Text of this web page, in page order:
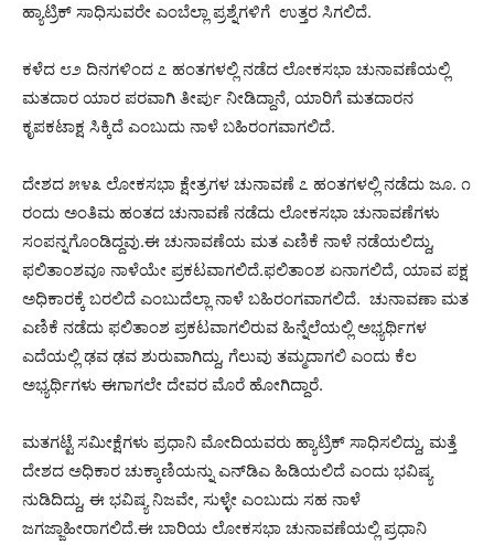
ಹ್ಯಾಟ್ರಿಕ್ ಸಾಧಿಸುವರೇ ಎಂಬೆಲ್ಲಾ ಪ್ರಶ್ನೆಗಳಿಗೆ ಉತ್ತರ ಸಿಗಲಿದೆ.
ಕಳೆದ ೮೨ ದಿನಗಳಿಂದ ೭ ಹಂತಗಳಲ್ಲಿ ನಡೆದ ಲೋಕಸಭಾ ಚುನಾವಣೆಯಲ್ಲಿ
ಮತದಾರ ಯಾರ ಪರವಾಗಿ ತೀರ್ಪು ನೀಡಿದ್ದಾನೆ, ಯಾರಿಗೆ ಮತದಾರನ
ಕೃಪಕಟಾಕ್ಷ ಸಿಕ್ಕಿದೆ ಎಂಬುದು ನಾಳೆ ಬಹಿರಂಗವಾಗಲಿದೆ.
ದೇಶದ ೫೪೩ ಲೋಕಸಭಾ ಕ್ಷೇತ್ರಗಳ ಚುನಾವಣೆ ೭ ಹಂತಗಳಲ್ಲಿ ನಡೆದು ಜೂ. ೧
ರಂದು ಅಂತಿಮ ಹಂತದ ಚುನಾವಣೆ ನಡೆದು ಲೋಕಸಭಾ ಚುನಾವಣೆಗಳು
ಸಂಪನ್ನಗೊಂಡಿದ್ದವು.ಈ ಚುನಾವಣೆಯ ಮತ ಎಣಿಕೆ ನಾಳೆ ನಡೆಯಲಿದ್ದು,
ಫಲಿತಾಂಶವೂ ನಾಳೆಯೇ ಪ್ರಕಟವಾಗಲಿದೆ.ಫಲಿತಾಂಶ ಏನಾಗಲಿದೆ, ಯಾವ ಪಕ್ಷ
ಅಧಿಕಾರಕ್ಕೆ ಬರಲಿದೆ ಎಂಬುದೆಲ್ಲಾ ನಾಳೆ ಬಹಿರಂಗವಾಗಲಿದೆ. ಚುನಾವಣಾ ಮತ
ಎಣಿಕೆ ನಡೆದು ಫಲಿತಾಂಶ ಪ್ರಕಟವಾಗಲಿರುವ ಹಿನ್ನೆಲೆಯಲ್ಲಿ ಅಭ್ಯರ್ಥಿಗಳ
ಎದೆಯಲ್ಲಿ ಢವ ಢವ ಶುರುವಾಗಿದ್ದು, ಗೆಲುವು ತಮ್ಮದಾಗಲಿ ಎಂದು ಕೆಲ
ಅಭ್ಯರ್ಥಿಗಳು ಈಗಾಗಲೇ ದೇವರ ಮೊರೆ ಹೋಗಿದ್ದಾರೆ.
ಮತಗಟ್ಟೆ ಸಮೀಕ್ಷೆಗಳು ಪ್ರಧಾನಿ ಮೋದಿಯವರು ಹ್ಯಾಟ್ರಿಕ್ ಸಾಧಿಸಲಿದ್ದು, ಮತ್ತೆ
ದೇಶದ ಅಧಿಕಾರ ಚುಕ್ಕಾಣಿಯನ್ನು ಎನ್‌ಡಿಎ ಹಿಡಿಯಲಿದೆ ಎಂದು ಭವಿಷ್ಯ
ನುಡಿದಿದ್ದು, ಈ ಭವಿಷ್ಯ ನಿಜವೇ, ಸುಳ್ಳೇ ಎಂಬುದು ಸಹ ನಾಳೆ
ಜಗಜ್ಜಾಹೀರಾಗಲಿದೆ.ಈ ಬಾರಿಯ ಲೋಕಸಭಾ ಚುನಾವಣೆಯಲ್ಲಿ ಪ್ರಧಾನಿ